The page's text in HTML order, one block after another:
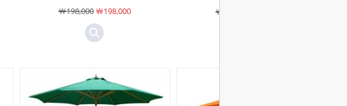
￦198,000￦198,000
￦161,000